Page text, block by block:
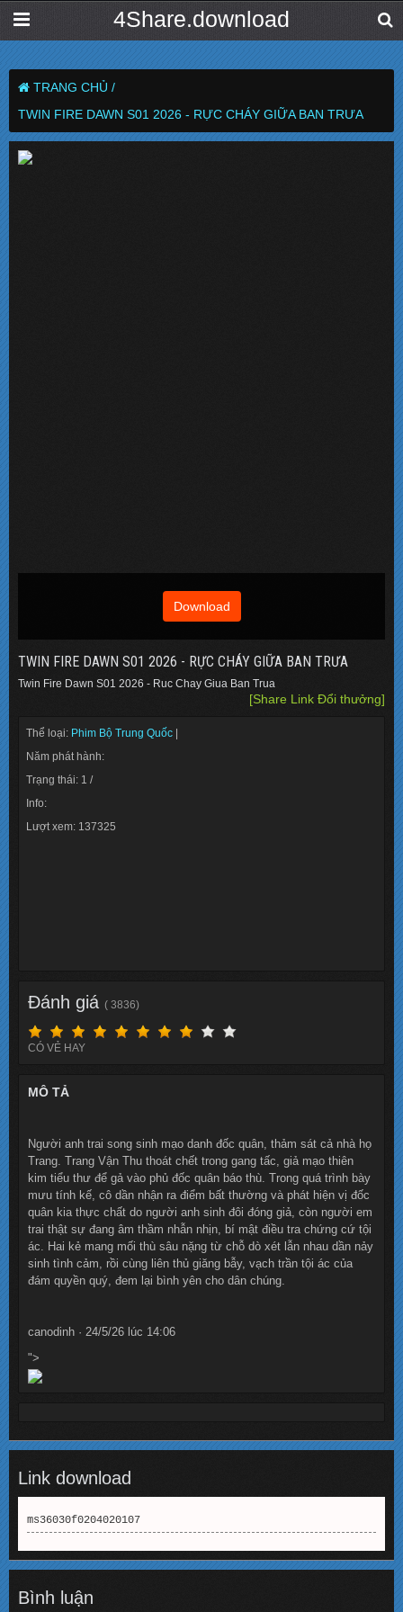
4Share.download
TRANG CHỦ /
TWIN FIRE DAWN S01 2026 - RỰC CHÁY GIỮA BAN TRƯA
Download
TWIN FIRE DAWN S01 2026 - RỰC CHÁY GIỮA BAN TRƯA
Twin Fire Dawn S01 2026 - Ruc Chay Giua Ban Trua
[Share Link Đổi thưởng]
Thể loại: Phim Bộ Trung Quốc
Năm phát hành:
Trạng thái: 1 /
Info:
Lượt xem: 137325
Đánh giá ( 3836)
CÓ VẺ HAY
MÔ TẢ
Người anh trai song sinh mạo danh đốc quân, thảm sát cả nhà họ
Trang. Trang Vận Thu thoát chết trong gang tấc, giả mạo thiên
kim tiểu thư để gả vào phủ đốc quân báo thù. Trong quá trình bày
mưu tính kế, cô dần nhận ra điểm bất thường và phát hiện vị đốc
quân kia thực chất do người anh sinh đôi đóng giả, còn người em
trai thật sự đang âm thầm nhẫn nhịn, bí mật điều tra chứng cứ tội
ác. Hai kẻ mang mối thù sâu nặng từ chỗ dò xét lẫn nhau dần nảy
sinh tình cảm, rồi cùng liên thủ giăng bẫy, vạch trần tội ác của
đám quyền quý, đem lại bình yên cho dân chúng.
canodinh · 24/5/26 lúc 14:06
">
Link download
ms36030f0204020107
Bình luận